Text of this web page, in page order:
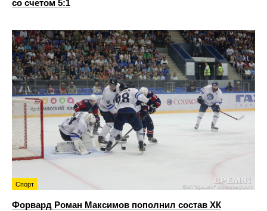
со счетом 5:1
Спорт
Форвард Роман Максимов пополнил состав ХК